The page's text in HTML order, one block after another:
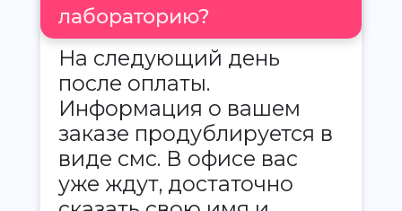
лабораторию?
На следующий день
после оплаты.
Информация о вашем
заказе продублируется в
виде смс. В офисе вас
уже ждут, достаточно